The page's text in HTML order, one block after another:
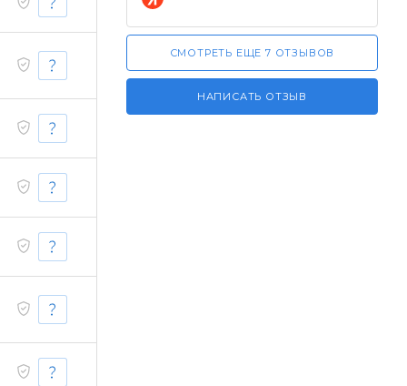
СМОТРЕТЬ ЕЩЕ 7 ОТЗЫВОВ
НАПИСАТЬ ОТЗЫВ